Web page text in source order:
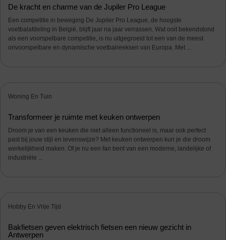
De kracht en charme van de Jupiler Pro League
Een competitie in beweging De Jupiler Pro League, de hoogste
voetbalafdeling in België, blijft jaar na jaar verrassen. Wat ooit bekendstond
als een voorspelbare competitie, is nu uitgegroeid tot een van de meest
onvoorspelbare en dynamische voetbalreeksen van Europa. Met ...
Woning En Tuin
Transformeer je ruimte met keuken ontwerpen
Droom je van een keuken die niet alleen functioneel is, maar ook perfect
past bij jouw stijl en levenswijze? Met keuken ontwerpen kun je die droom
werkelijkheid maken. Of je nu een fan bent van een moderne, landelijke of
industriële ...
Hobby En Vrije Tijd
Bakfietsen geven elektrisch fietsen een nieuw gezicht in
Antwerpen